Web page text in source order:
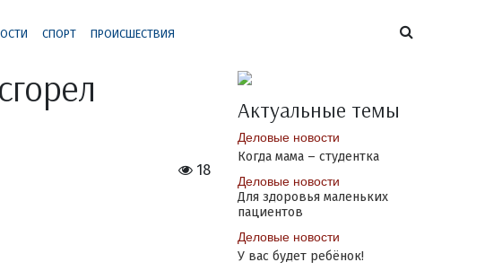
СПОРТ ПРОИСШЕСТВИЯ
18
Актуальные темы
Деловые новости
Когда мама – студентка
Деловые новости
Для здоровья маленьких
пациентов
Деловые новости
У вас будет ребёнок!